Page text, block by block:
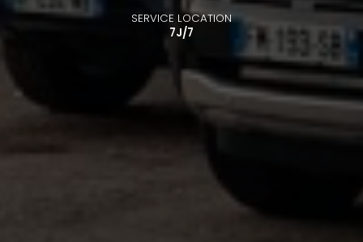
SERVICE LOCATION
7J/7